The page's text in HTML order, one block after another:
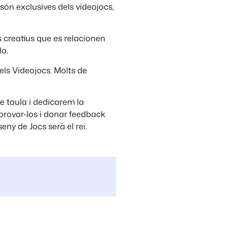
exclusives dels videojocs,
que es relacionen
Videojocs. Molts de
taula i dedicarem la
los i donar feedback
de Jocs serà el rei.